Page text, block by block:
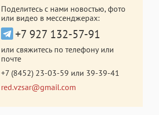
Поделитесь с нами новостью, фото
или видео в мессенджерах:
+7 927 132-57-91
или свяжитесь по телефону или
почте
+7 (8452) 23-03-59 или 39-39-41
red.vzsar@gmail.com